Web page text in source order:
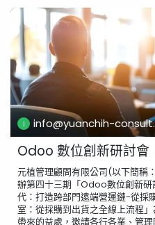
info@yuanchih-
Odoo 數位創新研討
元植管理顧問有限公司(以下簡稱
辦第四十三期「Odoo數位創新
代：打造跨部門遠端營運鏈-從採
室：從採購到出貨之全線上流程
帶來的益處，邀請各行各業、管